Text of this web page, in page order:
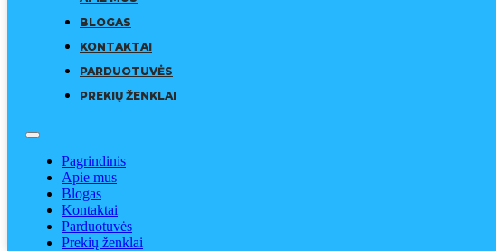
BLOGAS
KONTAKTAI
PARDUOTUVĖS
PREKIŲ ŽENKLAI
Pagrindinis
Apie mus
Blogas
Kontaktai
Parduotuvės
Prekių ženklai